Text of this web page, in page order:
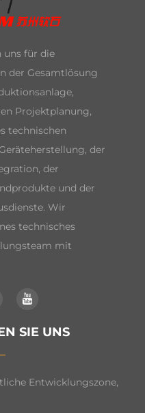
uns für die
der Gesamtlösung
Projektplanung,
technischen
der
der
und der
Wir
technisches
mit
SIE UNS
Entwicklungszone,